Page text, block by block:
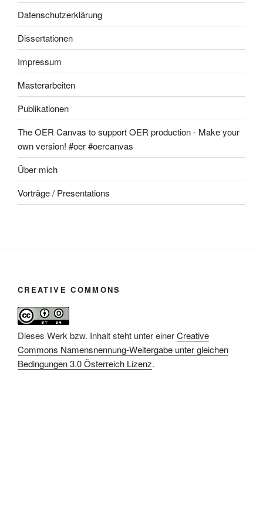
Datenschutzerklärung
Dissertationen
Impressum
Masterarbeiten
Publikationen
The OER Canvas to support OER production - Make your
own version! #oer #oercanvas
Über mich
Vorträge / Presentations
CREATIVE COMMONS
Dieses Werk bzw. Inhalt steht unter einerCreative
Commons Namensnennung-Weitergabe unter gleichen
Bedingungen 3.0 Österreich Lizenz.